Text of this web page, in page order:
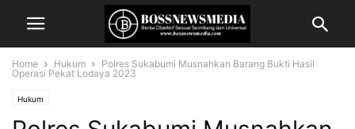
Home Hukum
Polres Sukabumi Musnahkan Barang Bukti Hasil
Operasi Pekat Lodaya 2023
Hukum